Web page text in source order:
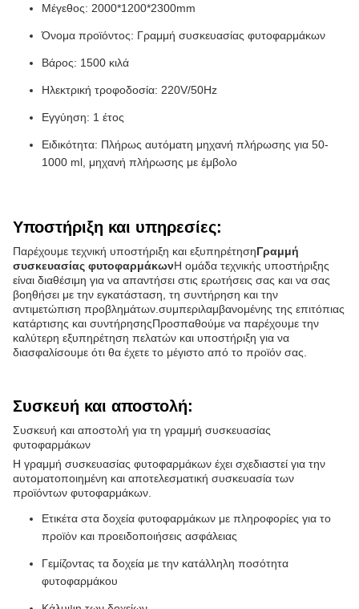
Μέγεθος: 2000*1200*2300mm
Όνομα προϊόντος: Γραμμή συσκευασίας φυτοφαρμάκων
Βάρος: 1500 κιλά
Ηλεκτρική τροφοδοσία: 220V/50Hz
Εγγύηση: 1 έτος
Ειδικότητα: Πλήρως αυτόματη μηχανή πλήρωσης για 50-
1000 ml, μηχανή πλήρωσης με έμβολο
Υποστήριξη και υπηρεσίες:
Παρέχουμε τεχνική υποστήριξη και εξυπηρέτησηΓραμμή
συσκευασίας φυτοφαρμάκωνΗ ομάδα τεχνικής υποστήριξης
είναι διαθέσιμη για να απαντήσει στις ερωτήσεις σας και να σας
βοηθήσει με την εγκατάσταση, τη συντήρηση και την
αντιμετώπιση προβλημάτων.συμπεριλαμβανομένης της επιτόπιας
κατάρτισης και συντήρησηςΠροσπαθούμε να παρέχουμε την
καλύτερη εξυπηρέτηση πελατών και υποστήριξη για να
διασφαλίσουμε ότι θα έχετε το μέγιστο από το προϊόν σας.
Συσκευή και αποστολή:
Συσκευή και αποστολή για τη γραμμή συσκευασίας
φυτοφαρμάκων
Η γραμμή συσκευασίας φυτοφαρμάκων έχει σχεδιαστεί για την
αυτοματοποιημένη και αποτελεσματική συσκευασία των
προϊόντων φυτοφαρμάκων.
Ετικέτα στα δοχεία φυτοφαρμάκων με πληροφορίες για το
προϊόν και προειδοποιήσεις ασφάλειας
Γεμίζοντας τα δοχεία με την κατάλληλη ποσότητα
φυτοφαρμάκου